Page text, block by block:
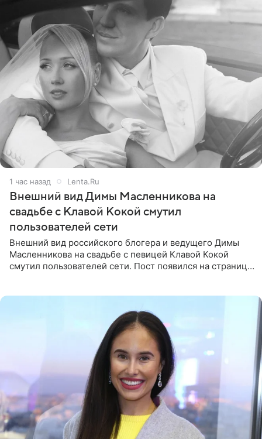
1 час назад Lenta.Ru
Внешний вид Димы Масленникова на
свадьбе с Клавой Кокой смутил
пользователей сети
Внешний вид российского блогера и ведущего Димы
Масленникова на свадьбе с певицей Клавой Кокой
смутил пользователей сети. Пост появился на странице